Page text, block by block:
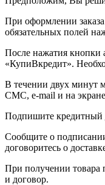
При оформлении
обязательных полей
После нажатия кнопки
«КупиВкредит».
В течении двух минут
СМС, e-mail и на
Подпишите кредитный
Сообщите о
договоритесь о
При получении товара
и договор.